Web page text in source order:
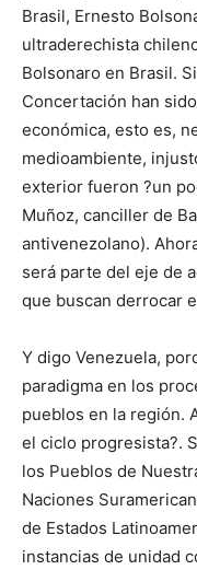
Brasil, Ernesto
ultraderechista
Bolsonaro en Brasil.
Concertación han
económica, esto es,
medioambiente,
exterior fueron ?un
Muñoz, canciller de
antivenezolano).
será parte del eje de
que buscan derrocar
Y digo Venezuela,
paradigma en los
pueblos en la región.
el ciclo progresista?.
los Pueblos de
Naciones
de Estados
instancias de unidad